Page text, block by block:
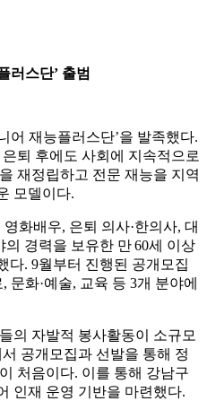
러스단’ 출범
어 재능플러스단’을 발족했다.
퇴 후에도 사회에 지속적으로
재정립하고 전문 재능을 지역
모델이다.
화배우, 은퇴 의사·한의사, 대
경력을 보유한 만 60세 이상
다. 9월부터 진행된 공개모집
문화·예술, 교육 등 3개 분야에
의 자발적 봉사활동이 소규모
공개모집과 선발을 통해 정
처음이다. 이를 통해 강남구
인재 운영 기반을 마련했다.